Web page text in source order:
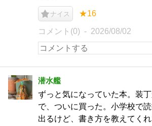
ナイス ★16
コメント(0) 2026/08/02
潜水艦
ずっと気になっていた本。装
で、ついに買った。小学校で
出るけど、書き方を教えてく